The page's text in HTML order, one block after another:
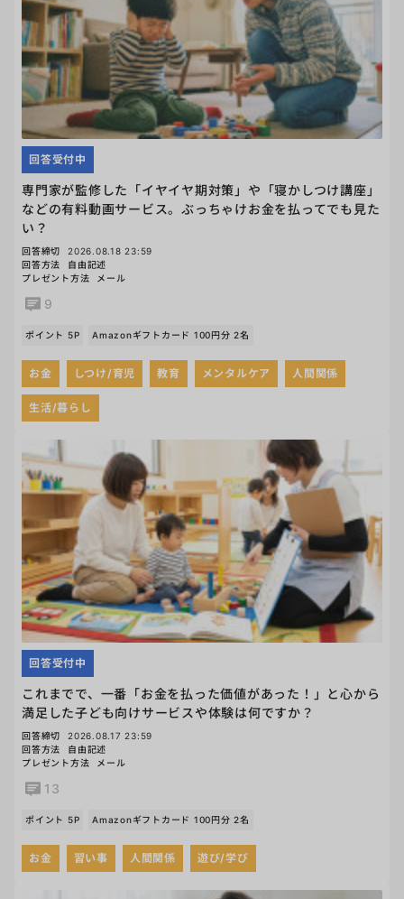
専門家が監修した「イヤイヤ期対策」や「寝かしつけ講座」
などの有料動画サービス。ぶっちゃけお金を払ってでも見た
い？
回答受付中
回答締切
2026.08.18 23:59
回答方法
自由記述
プレゼント方法
メール
9
ポイント 5P Amazonギフトカード 100円分 2名
お金 しつけ/育児 教育 メンタルケア 人間関係
生活/暮らし
これまでで、一番「お金を払った価値があった！」と心から
満足した子ども向けサービスや体験は何ですか？
回答受付中
回答締切
2026.08.17 23:59
回答方法
自由記述
プレゼント方法
メール
13
ポイント 5P Amazonギフトカード 100円分 2名
お金 習い事 人間関係 遊び/学び